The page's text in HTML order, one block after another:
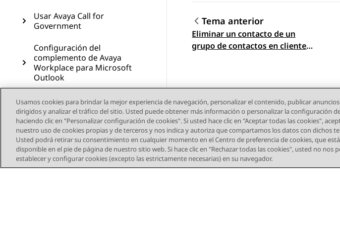
Usar Avaya Call for
Government
Configuración del
complemento de Avaya
Workplace para Microsoft
Outlook
Configuración manual de
los ajustes de Avaya
Workplace
Desinstalación y
actualización del cliente
Avaya Workplace
Navegación de tema
Tema anterior
Eliminar un contacto de un
grupo de contactos en clientes
Usamos cookies para brindar la mejor experiencia de navegación, personalizar el contenido, publicar anuncios
dirigidos y analizar el tráfico del sitio. Usted puede obtener más información o personalizar la configuración
haciendo clic en "Personalizar configuración de cookies". Si usted hace clic en "Aceptar todas las cookies",
nuestro uso de cookies propias y de terceros y nos indica y autoriza que compartamos los datos con dichos
Usted podrá retirar su consentimiento en cualquier momento en el Centro de preferencia de cookies, que está
disponible en el pie de página de nuestro sitio web. Si hace clic en "Rechazar todas las cookies", usted no nos
establecer y configurar cookies (excepto las estrictamente necesarias) en su navegador.